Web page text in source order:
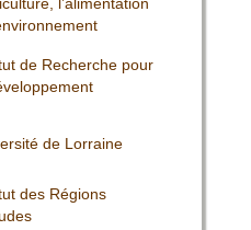
de Recherche pour
de Lorraine
des Régions